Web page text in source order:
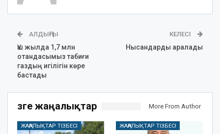
АЛДЫҢҒЫ
Үш жылда 1,7 млн
отандасымыз табиғи
газдың игілігін көре
бастады
КЕЛЕСІ
Нысандарды аралады
Өзге жаңалықтар More From Author
ЖАҢАЛЫҚТАР ТІЗБЕСІ ЖАҢАЛЫҚТАР ТІЗБЕСІ